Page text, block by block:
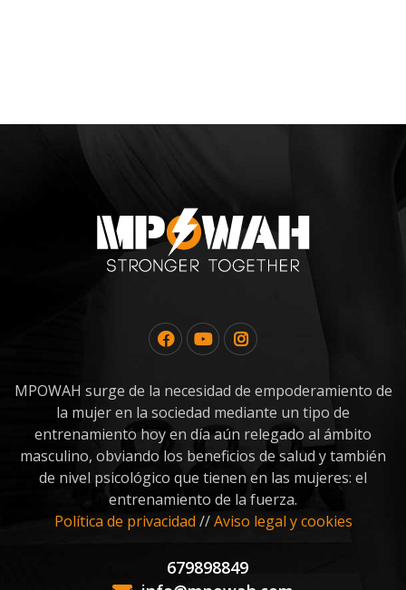
MPOWAH surge de la necesidad de empoderamiento de
la mujer en la sociedad mediante un tipo de
entrenamiento hoy en día aún relegado al ámbito
masculino, obviando los beneficios de salud y también
de nivel psicológico que tienen en las mujeres: el
entrenamiento de la fuerza.
Política de privacidad //Aviso legal y cookies
679898849
info@mpowah.com